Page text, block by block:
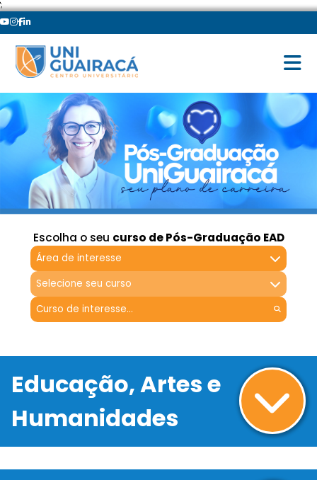
';
Escolha o seu curso de Pós-Graduação EAD
Área de interesse
Selecione seu curso
Educação, Artes e
Humanidades